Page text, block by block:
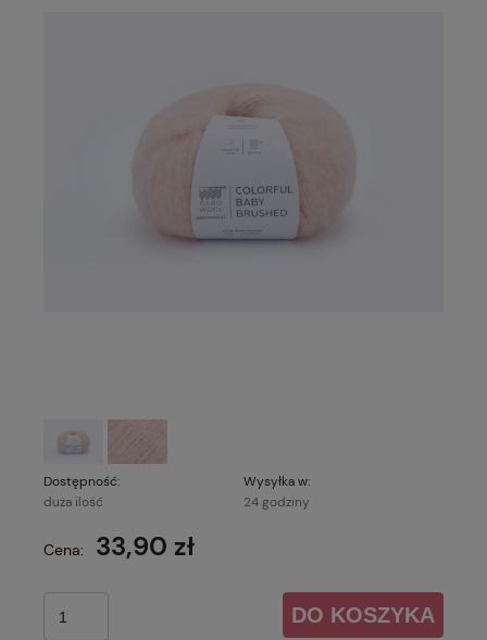
Dostępność:
duża ilość
Wysyłka w:
24 godziny
Cena: 33,90 zł
DO KOSZYKA